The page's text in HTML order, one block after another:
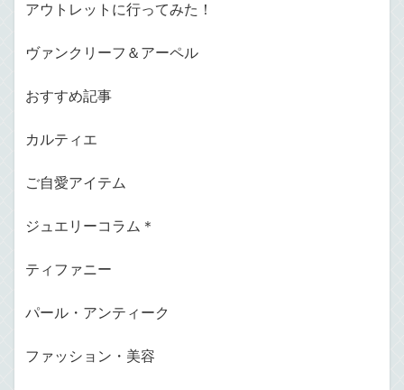
アウトレットに行ってみた！
ヴァンクリーフ＆アーペル
おすすめ記事
カルティエ
ご自愛アイテム
ジュエリーコラム＊
ティファニー
パール・アンティーク
ファッション・美容